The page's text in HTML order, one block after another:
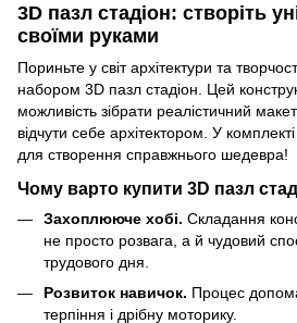
3D пазл стадіон: створіть
своїми руками
Пориньте у світ архітектури та
набором 3D пазл стадіон. Цей
можливість зібрати реалістичний
відчути себе архітектором. У комплекті
для створення справжнього шедевра!
Чому варто купити 3D пазл
Захоплююче хобі. Складання
не просто розвага, а й чудовий
трудового дня.
Розвиток навичок. Процес
терпіння і дрібну моторику.